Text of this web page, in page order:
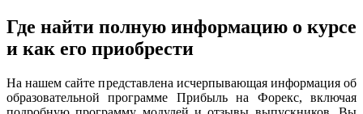
Где найти полную информацию о курсе
и как его приобрести
На нашем сайте представлена исчерпывающая информация об
образовательной программе Прибыль на Форекс, включая